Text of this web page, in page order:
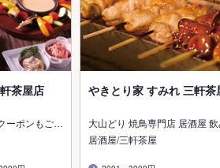
茶屋店
ーポンもご…
やきとり家 すみれ 三軒茶
大山どり 焼鳥専門店 居酒屋
居酒屋/三軒茶屋